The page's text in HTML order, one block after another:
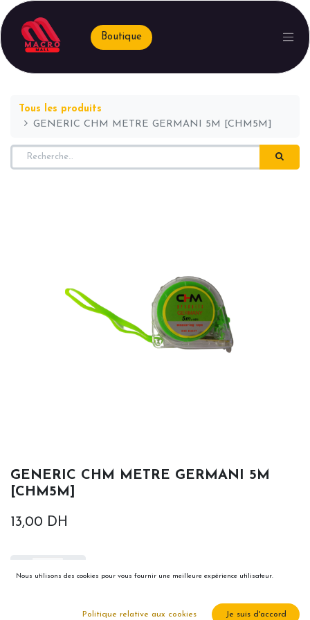
Boutique
Tous les produits
GENERIC CHM METRE GERMANI 5M [CHM5M]
GENERIC CHM METRE GERMANI 5M
[CHM5M]
13,00 DH
Nous utilisons des cookies pour vous fournir une meilleure expérience utilisateur.
Politique relative aux cookies Je suis d'accord